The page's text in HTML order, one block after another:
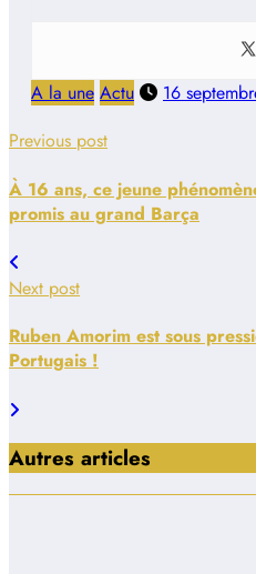
A la une Actu 16
Previous post
À 16 ans, ce jeune
promis au grand Barça
Next post
Ruben Amorim est sous
Portugais !
Autres articles